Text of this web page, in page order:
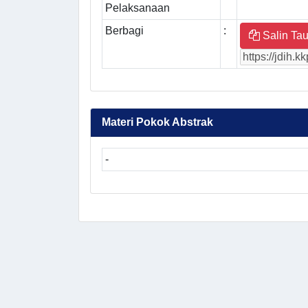
Pelaksanaan
Berbagi
: Salin
Materi Pokok Abstrak
-